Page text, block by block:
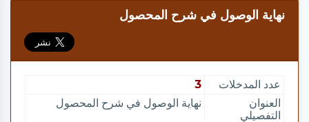
نهاية الوصول في شرح المحصول
عدد المدخلات
3
العنوان
التفصيلي
نهاية الوصول في شرح المحصول